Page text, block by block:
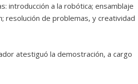
introducción a la robótica; ensamblaje
resolución de problemas, y creatividad
atestiguó la demostración, a cargo